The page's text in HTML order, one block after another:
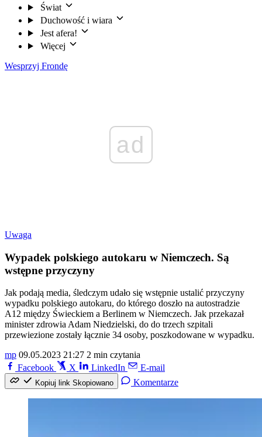
Świat
Duchowość i wiara
Jest afera!
Więcej
Wesprzyj Frondę
ad
Uwaga
Wypadek polskiego autokaru w Niemczech. Są
wstępne przyczyny
Jak podają media, śledczym udało się wstępnie ustalić przyczyny
wypadku polskiego autokaru, do którego doszło na autostradzie
A12 między Świeckiem a Berlinem w Niemczech. Jak przekazał
minister zdrowia Adam Niedzielski, do do trzech szpitali
przewiezione zostały łącznie 34 osoby, poszkodowane w wypadku.
mp 09.05.2023 21:27 2 min czytania
Facebook
X LinkedIn E-mail
Kopiuj link Skopiowano Komentarze